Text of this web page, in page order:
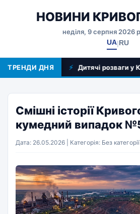
НОВИНИ
неділя, 9 серпня 2026 р.
UA|RU
ТРЕНДИ ДНЯ Дитячі розваги у
Смішні історії
кумедний випадок
Дата: 26.05.2026 | Категорія: Без категорії